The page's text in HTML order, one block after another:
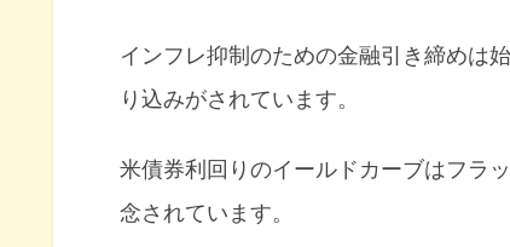
インフレ抑制のための金融引き締めは
り込みがされています。
米債券利回りのイールドカーブはフラ
念されています。